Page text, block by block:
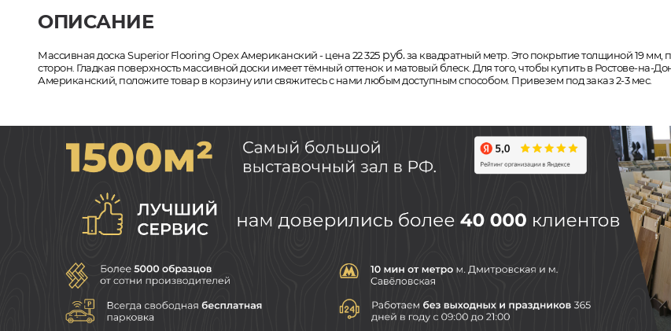
ОПИСАНИЕ
Массивная доска Superior Flooring Орех Американский - цена 22 325руб.за квадратный метр. Это покрытие толщиной 19 мм,
сторон. Гладкая поверхность массивной доски имеет тёмный оттенок и матовый блеск. Для того, чтобы купить в Ростове-
Американский, положите товар в корзину или свяжитесь с нами любым доступным способом. Привезем под заказ 2-3 мес.